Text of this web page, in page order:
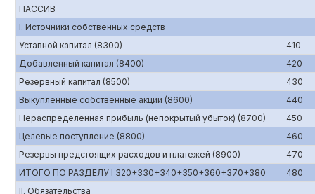
ПАССИВ
I. Источники собственных средств
Уставной капитал (8300)
410
Добавленный капитал (8400)
420
Резервный капитал (8500)
430
Выкупленные собственные акции (8600)
440
Нераспределенная прибыль (непокрытый убыток) (8700)
450
Целевые поступление (8800)
460
Резервы предстоящих расходов и платежей (8900)
470
ИТОГО ПО РАЗДЕЛУ I 320+330+340+350+360+370+380
480
II. Обязательства